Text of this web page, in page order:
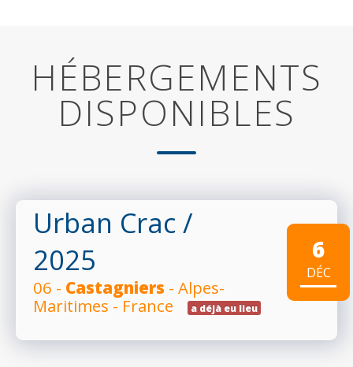
HÉBERGEMENTS
DISPONIBLES
Urban Crac /
2025
06 - Castagniers - Alpes-
Maritimes - France
a déjà eu lieu
6
DÉC